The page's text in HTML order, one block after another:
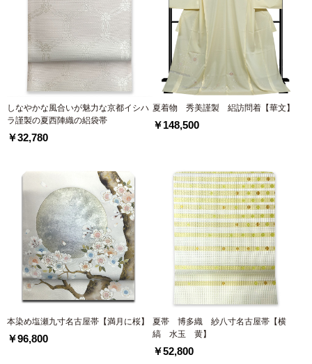
しなやかな風合いが魅力な京都イシハ
ラ謹製の夏西陣織の絽袋帯
￥32,780
夏着物 秀美謹製 絽訪問着【華文】
￥148,500
本染め塩瀬九寸名古屋帯【満月に桜】
￥96,800
夏帯 博多織 紗八寸名古屋帯【横
縞 水玉 黄】
￥52,800